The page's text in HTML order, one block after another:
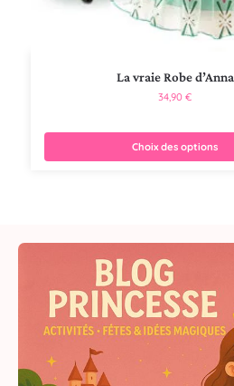
La vraie Robe d’Anna
34,90€
Choix des options